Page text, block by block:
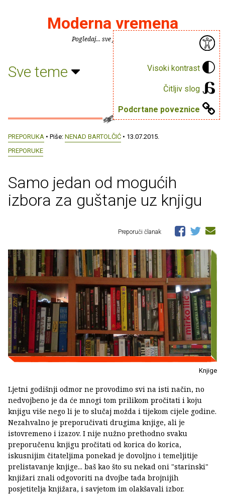
Visoki kontrast
Čitljiv slog
Podcrtane poveznice
Moderna vremena
Pogledaj... sve je puno knjiga.
Sve teme
PREPORUKA • Piše: NENAD BARTOLČIĆ • 13.07.2015.
PREPORUKE
Samo jedan od mogućih
izbora za guštanje uz knjigu
Preporuči članak
Knjige
Ljetni godišnji odmor ne provodimo svi na isti način, no
nedvojbeno je da će mnogi tom prilikom pročitati i koju
knjigu više nego li je to slučaj možda i tijekom cijele godine.
Nezahvalno je preporučivati drugima knjige, ali je
istovremeno i izazov. I nije nužno prethodno svaku
preporučenu knjigu pročitati od korica do korica,
iskusnijim čitateljima ponekad je dovoljno i temeljitije
prelistavanje knjige... baš kao što su nekad oni "starinski"
knjižari znali odgovoriti na dvojbe tada brojnijih
posjetitelja knjižara, i savjetom im olakšavali izbor.